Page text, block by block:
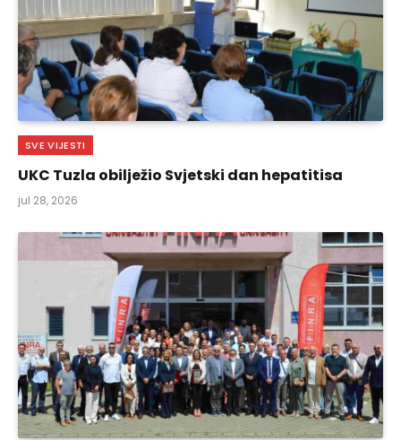
SVE VIJESTI
UKC Tuzla obilježio Svjetski dan hepatitisa
jul 28, 2026